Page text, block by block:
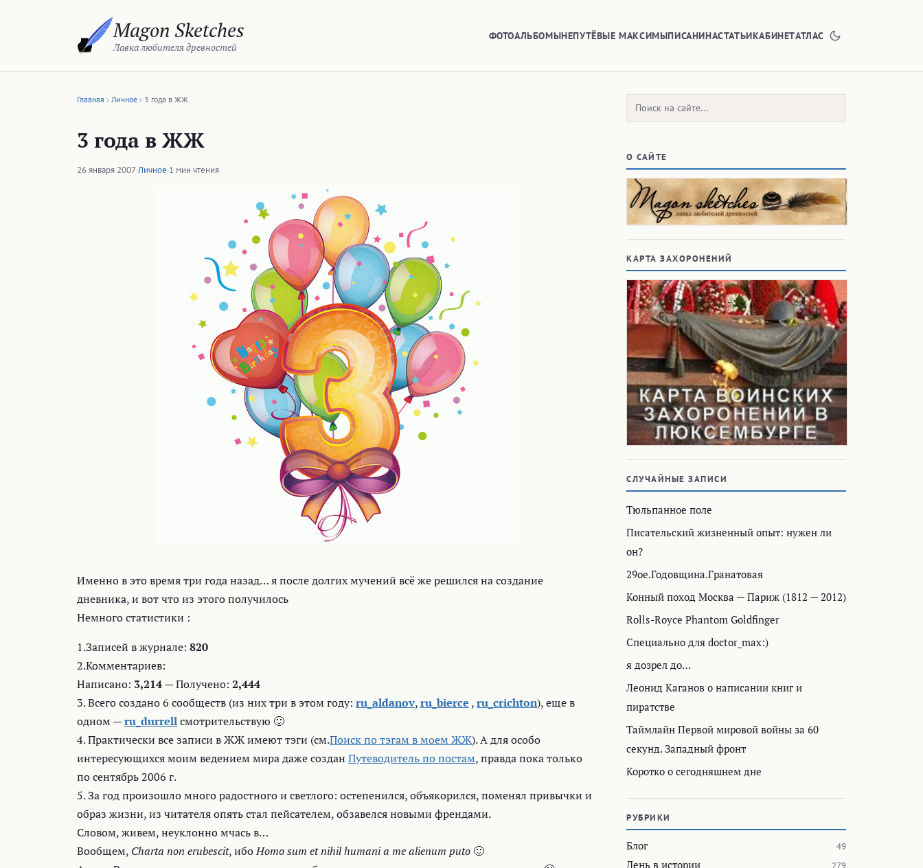
Magon Sketches
Лавка любителя древностей
ФОТОАЛЬБОМЫНЕПУТЁВЫЕ МАКСИМЫПИСАНИНАСТАТЬИКАБИНЕТАТЛАС
Главная Личное 3 года в ЖЖ
3 года в ЖЖ
26 января 2007·Личное·1 мин чтения
Именно в это время три года назад… я после долгих мучений всё же решился на создание
дневника, и вот что из этого получилось
Немного статистики :
1.Записей в журнале: 820
2.Комментариев:
Написано: 3,214— Получено: 2,444
3. Всего создано 6 сообществ (из них три в этом году: ru_aldanov,ru_bierce ,ru_crichton), еще в
одном —ru_durrellсмотрительствую 🙂
4. Практически все записи в ЖЖ имеют тэги (см.Поиск по тэгам в моем ЖЖ). А для особо
интересующихся моим ведением мира даже создан Путеводитель по постам, правда пока только
по сентябрь 2006 г.
5. За год произошло много радостного и светлого: остепенился, объякорился, поменял привычки и
образ жизни, из читателя опять стал пейсателем, обзавелся новыми френдами.
Словом, живем, неуклонно мчась в…
Вообщем, Charta non erubescit, ибоHomo sum et nihil humani a me alienum puto 🙂
Поиск:
О САЙТЕ
КАРТА ЗАХОРОНЕНИЙ
СЛУЧАЙНЫЕ ЗАПИСИ
Тюльпанное поле
Писательский жизненный опыт: нужен ли
он?
29ое.Годовщина.Гранатовая
Конный поход Москва — Париж (1812 — 2012)
Rolls-Royce Phantom Goldfinger
Специально для doctor_max:)
я дозрел до…
Леонид Каганов о написании книг и
пиратстве
Таймлайн Первой мировой войны за 60
секунд. Западный фронт
Коротко о сегодняшнем дне
РУБРИКИ
Блог 49
День в истории